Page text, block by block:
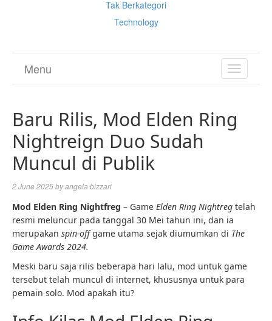
Tak Berkategori
Technology
TOGGLE
Menu
Baru Rilis, Mod Elden Ring
Nightreign Duo Sudah
Muncul di Publik
2 June 2025byangela bizzari
Mod Elden Ring Nightfreg – Game Elden Ring Nightreg telah
resmi meluncur pada tanggal 30 Mei tahun ini, dan ia
merupakan spin-offgame utama sejak diumumkan di The
Game Awards 2024.
Meski baru saja rilis beberapa hari lalu, mod untuk game
tersebut telah muncul di internet, khususnya untuk para
pemain solo. Mod apakah itu?